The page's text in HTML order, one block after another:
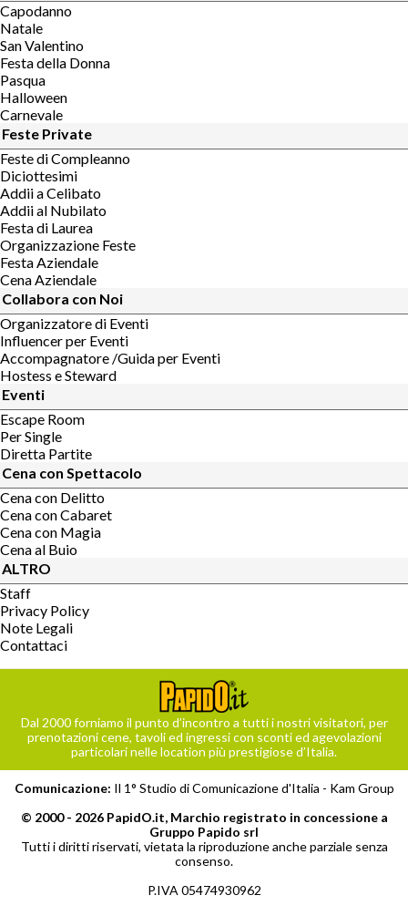
Capodanno
Natale
San Valentino
Festa della Donna
Pasqua
Halloween
Carnevale
Feste Private
Feste di Compleanno
Diciottesimi
Addii a Celibato
Addii al Nubilato
Festa di Laurea
Organizzazione Feste
Festa Aziendale
Cena Aziendale
Collabora con Noi
Organizzatore di Eventi
Influencer per Eventi
Accompagnatore /Guida per Eventi
Hostess e Steward
Eventi
Escape Room
Per Single
Diretta Partite
Cena con Spettacolo
Cena con Delitto
Cena con Cabaret
Cena con Magia
Cena al Buio
ALTRO
Staff
Privacy Policy
Note Legali
Contattaci
Dal 2000 forniamo il punto d’incontro a tutti i nostri visitatori, per
prenotazioni cene, tavoli ed ingressi con sconti ed agevolazioni
particolari nelle location più prestigiose d’Italia.
Comunicazione: Il 1° Studio di Comunicazione d'Italia - Kam Group
© 2000 - 2026 PapidO.it, Marchio registrato in concessione a
Gruppo Papido srl
Tutti i diritti riservati, vietata la riproduzione anche parziale senza
consenso.
P.IVA 05474930962